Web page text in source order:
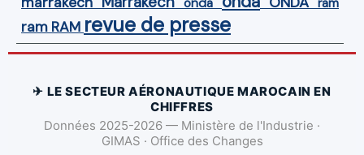
ram RAM revue de presse
✈ LE SECTEUR AÉRONAUTIQUE MAROCAIN EN
CHIFFRES
Données 2025-2026 — Ministère de l'Industrie ·
GIMAS · Office des Changes